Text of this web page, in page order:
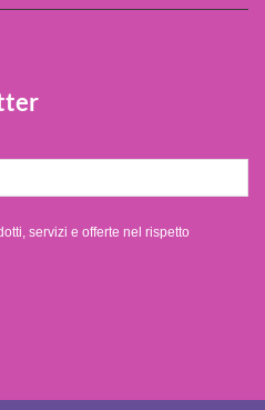
servizi e offerte nel rispetto